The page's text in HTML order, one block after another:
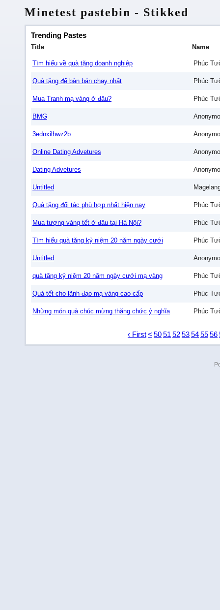
Minetest pastebin - Stikked
Trending Pastes
Title Name
Tìm hiểu về quà tặng doanh nghiệp Phúc
Quà tặng để bàn bán chạy nhất Phúc
Mua Tranh mạ vàng ở đâu? Phúc
BMG
3ednxilhwz2b
Online Dating Advetures
Dating Advetures
Untitled
Quà tặng đối tác phù hợp nhất hiện nay Phúc
Mua tượng vàng tết ở đâu tại Hà Nội? Phúc
Tìm hiểu quà tặng kỷ niệm 20 năm ngày cưới Phúc
Untitled
quà tặng kỷ niệm 20 năm ngày cưới mạ vàng Phúc
Quà tết cho lãnh đạo mạ vàng cao cấp Phúc
Những món quà chúc mừng thăng chức ý nghĩa Phúc
‹ First< 5051 5253545556